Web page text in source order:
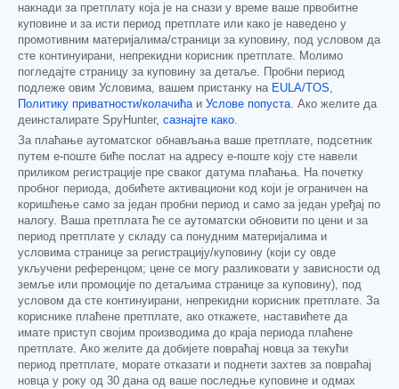
накнади за претплату која је на снази у време ваше првобитне
куповине и за исти период претплате или како је наведено у
промотивним материјалима/страници за куповину, под условом да
сте континуирани, непрекидни корисник претплате. Молимо
погледајте страницу за куповину за детаље. Пробни период
подлеже овим Условима, вашем пристанку на EULA/TOS,
Политику приватности/колачићаи Услове попуста. Ако желите да
деинсталирате SpyHunter, сазнајте како.
За плаћање аутоматског обнављања ваше претплате, подсетник
путем е-поште биће послат на адресу е-поште коју сте навели
приликом регистрације пре сваког датума плаћања. На почетку
пробног периода, добићете активациони код који је ограничен на
коришћење само за један пробни период и само за један уређај по
налогу. Ваша претплата ће се аутоматски обновити по цени и за
период претплате у складу са понудним материјалима и
условима странице за регистрацију/куповину (који су овде
укључени референцом; цене се могу разликовати у зависности од
земље или промоције по детаљима странице за куповину), под
условом да сте континуирани, непрекидни корисник претплате. За
кориснике плаћене претплате, ако откажете, наставићете да
имате приступ својим производима до краја периода плаћене
претплате. Ако желите да добијете повраћај новца за текући
период претплате, морате отказати и поднети захтев за повраћај
новца у року од 30 дана од ваше последње куповине и одмах